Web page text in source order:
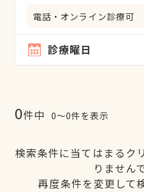
電話・オンライン診療可
診療曜日
0件中 0〜0件を表示
検索条件に当てはまるク
りません
再度条件を変更して